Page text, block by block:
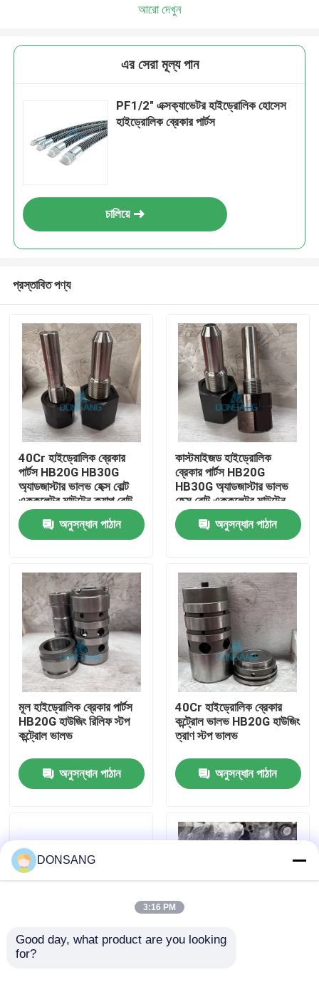
পণ্য
VR প্রদর্শন
আমাদের সম্পর্কে
যোগাযোগ করুন
উদ্ধৃতির জন্য আবেদন
আরো দেখুন
এর সেরা মূল্য পান
PF1/2" এক্সক্যাভেটর হাইড্রোলিক হোসেস
হাইড্রোলিক ব্রেকার পার্টস
চালিয়ে
প্রস্তাবিত পণ্য
40Cr হাইড্রোলিক ব্রেকার
পার্টস HB20G HB30G
অ্যাডজাস্টার ভালভ হেক্স বোল্ট
এককুলেটর মাউন্টেন ক্যাপ বোল্ট
অনুসন্ধান পাঠান
কাস্টমাইজড হাইড্রোলিক
ব্রেকার পার্টস HB20G
HB30G অ্যাডজাস্টার ভালভ
হেক্স বোল্ট এককুলেটর মাউন্টেন
ক্যাপ বোল্ট
অনুসন্ধান পাঠান
মূল হাইড্রোলিক ব্রেকার পার্টস
HB20G হাউজিং রিলিফ স্টপ
কন্ট্রোল ভালভ
অনুসন্ধান পাঠান
40Cr হাইড্রোলিক ব্রেকার
কন্ট্রোল ভালভ HB20G হাউজিং
ত্রাণ স্টপ ভালভ
অনুসন্ধান পাঠান
PF1/2'' এক্সকাভেটর হোসেস
DONSANG
3:16 PM
Good day, what product are you looking
for?